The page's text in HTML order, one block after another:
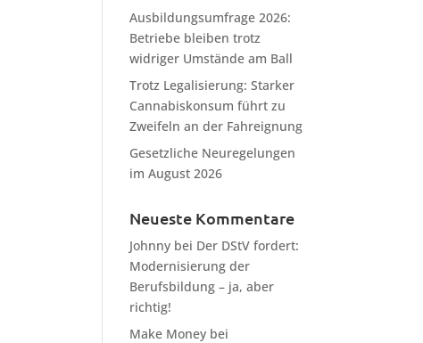
Ausbildungsumfrage 2026:
Betriebe bleiben trotz
widriger Umstände am Ball
Trotz Legalisierung: Starker
Cannabiskonsum führt zu
Zweifeln an der Fahreignung
Gesetzliche Neuregelungen
im August 2026
Neueste Kommentare
Johnny bei Der DStV fordert:
Modernisierung der
Berufsbildung – ja, aber
richtig!
Make Money bei